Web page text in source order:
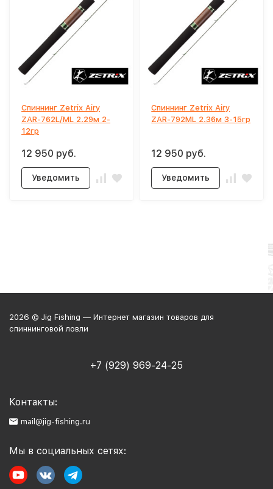
Спиннинг Zetrix Airy
ZAR-762L/ML 2.29м 2-
12гр
12 950 руб.
Уведомить
Спиннинг Zetrix Airy
ZAR-792ML 2.36м 3-15гр
12 950 руб.
Уведомить
2026 © Jig Fishing — Интернет магазин товаров для
спиннинговой ловли
+7 (929) 969-24-25
Контакты:
mail@jig-fishing.ru
Мы в социальных сетях: